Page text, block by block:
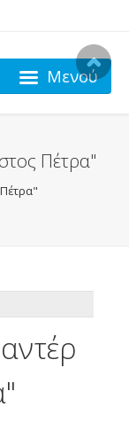
Μενού
Πέτρα"